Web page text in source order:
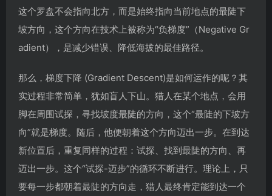
这个罗盘不会指向北方，而是始终指向当前地点的最陡下
坡方向，这个方向在技术上被称为“负梯度”（Negative Gr
adient），是减少错误、降低海拔的最佳路径。
那么，梯度下降 (Gradient Descent)是如何运作的呢？其
实过程非常简单，犹如盲人下山。猎人在某个地点，会用
脚在周围试探，寻找坡度最陡的方向，这个“最陡的下坡方
向”就是梯度。随后，他便朝着这个方向迈出一步。在到达
新位置后，重复同样的过程：试探、找到最陡的方向、再
迈出一步。这个“试探-迈步”的循环不断进行。理论上，只
要每一步都朝着最陡的方向走，猎人最终肯定能到达一个